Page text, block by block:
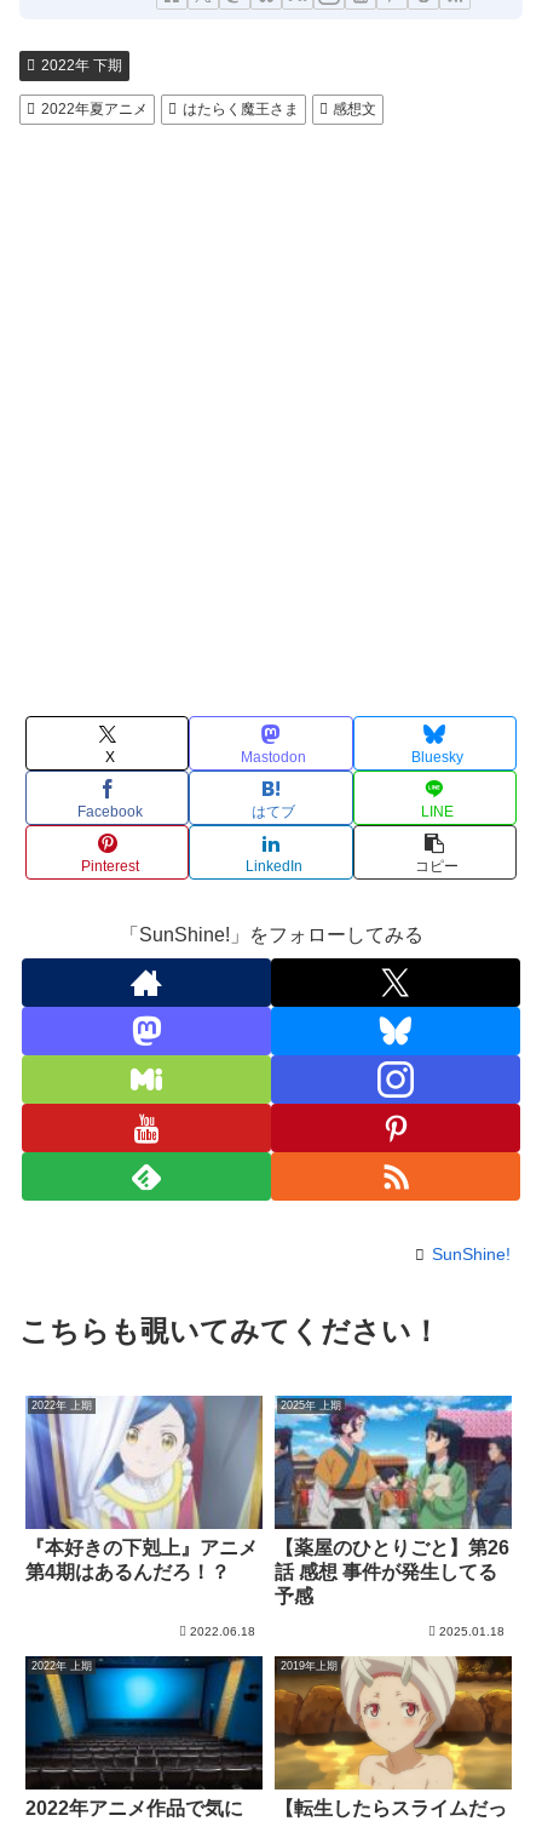
2022年 下期
2022年夏アニメ はたらく魔王さま 感想文
X Mastodon Bluesky
Facebook はてブ LINE
Pinterest LinkedIn コピー
「SunShine!」をフォローしてみる
SunShine!
こちらも覗いてみてください！
2022年 上期
『本好きの下剋上』アニメ
第4期はあるんだろ！？
2022.06.18
2025年 上期
【薬屋のひとりごと】第26
話 感想 事件が発生してる
予感
2025.01.18
2022年 上期
2022年アニメ作品で気に
2019年上期
【転生したらスライムだっ